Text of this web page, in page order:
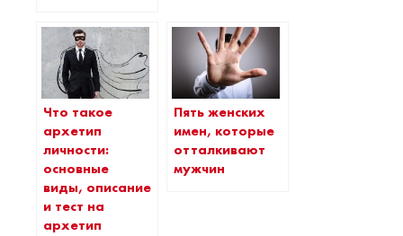
Что такое
архетип
личности:
основные
виды, описание
и тест на
архетип
Пять женских
имен, которые
отталкивают
мужчин